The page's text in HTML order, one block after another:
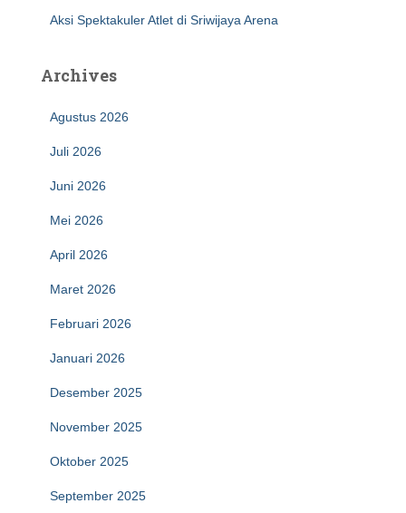
Aksi Spektakuler Atlet di Sriwijaya Arena
Archives
Agustus 2026
Juli 2026
Juni 2026
Mei 2026
April 2026
Maret 2026
Februari 2026
Januari 2026
Desember 2025
November 2025
Oktober 2025
September 2025